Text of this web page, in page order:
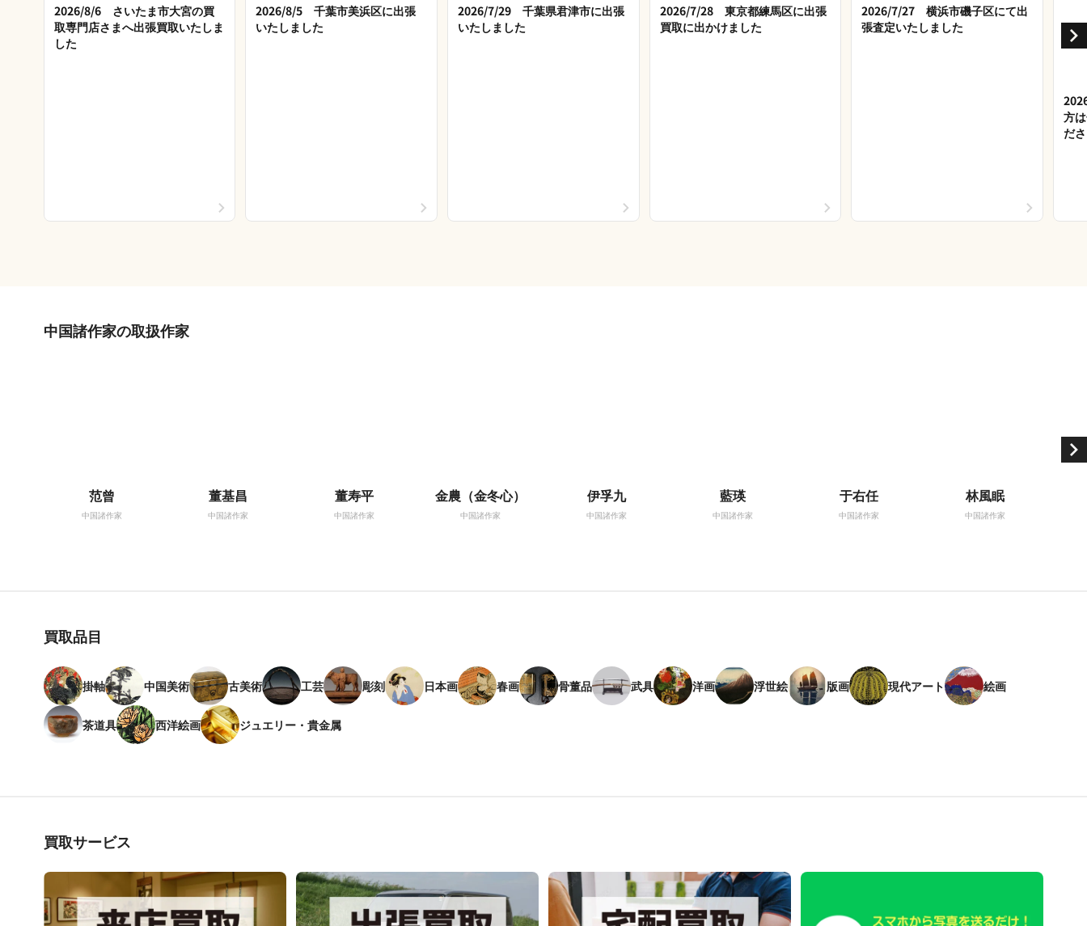
2026/8/6 さいたま市大宮の買
取専門店さまへ出張買取いたしま
した
2026/8/5 千葉市美浜区に出張
いたしました
2026/7/29 千葉県君津市に出張
いたしました
2026/7/28 東京都練馬区に出張
買取に出かけました
2026/7/27 横浜市磯子区にて出
張査定いたしました
方
だ
中国諸作家の取扱作家
范曾
中国諸作家
董基昌
中国諸作家
董寿平
中国諸作家
金農（金冬心）
中国諸作家
伊孚九
中国諸作家
藍瑛
中国諸作家
于右任
中国諸作家
林風眠
中国諸作家
買取品目
掛軸 中国美術 古美術 工芸 彫刻 日本画 春画 骨董品 武具 洋画 浮世絵 版画 現代アート 絵画
茶道具 西洋絵画 ジュエリー・貴金属
買取サービス